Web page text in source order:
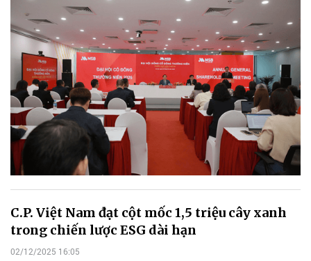
C.P. Việt Nam đạt cột mốc 1,5 triệu cây xanh
trong chiến lược ESG dài hạn
02/12/2025 16:05